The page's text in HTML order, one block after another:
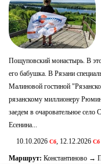
Пощуповский монастырь. В
его бабушка. В Рязани
Малиновой гостиной
рязанскому миллионеру
заедем в очаровательное
Есенина...
10.10.2026 Сб, 12.12.2026 Сб
Маршрут: Константиново →